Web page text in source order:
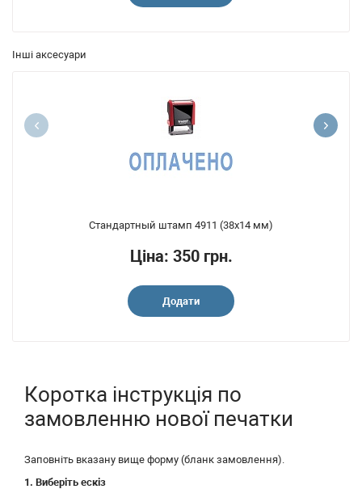
Інші аксесуари
Стандартный штамп 4911 (38x14 мм)
Ціна: 350 грн.
Додати
Коротка інструкція по
замовленню нової печатки
Заповніть вказану вище форму (бланк замовлення).
1. Виберіть ескіз